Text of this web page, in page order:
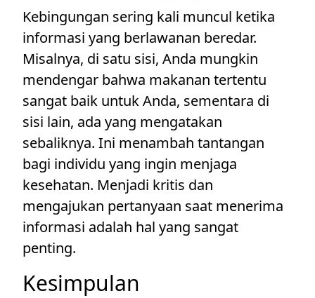
Kebingungan sering kali muncul ketika
informasi yang berlawanan beredar.
Misalnya, di satu sisi, Anda mungkin
mendengar bahwa makanan tertentu
sangat baik untuk Anda, sementara di
sisi lain, ada yang mengatakan
sebaliknya. Ini menambah tantangan
bagi individu yang ingin menjaga
kesehatan. Menjadi kritis dan
mengajukan pertanyaan saat menerima
informasi adalah hal yang sangat
penting.
Kesimpulan